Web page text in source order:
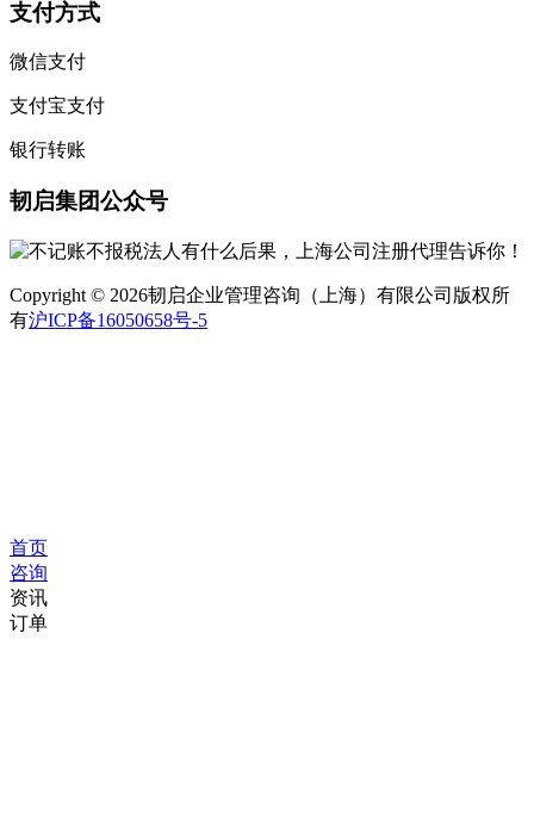
支付方式
微信支付
支付宝支付
银行转账
韧启集团公众号
Copyright © 2026韧启企业管理咨询（上海）有限公司版权所
有沪ICP备16050658号-5
首页
咨询
资讯
订单